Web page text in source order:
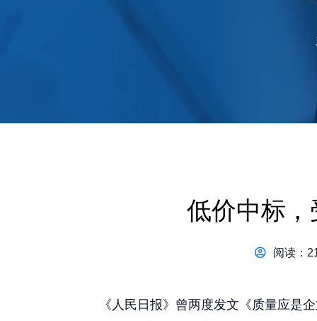
低价中标
阅读：
《人民日报》曾两度发文《质量应是